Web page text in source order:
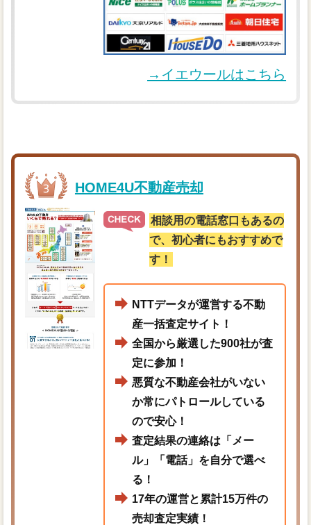
→イエウールはこちら
HOME4U不動産売却
相談用の電話窓口もあるの
で、初心者にもおすすめで
す！
NTTデータが運営する不動
産一括査定サイト！
全国から厳選した900社が査
定に参加！
悪質な不動産会社がいない
か常にパトロールしている
ので安心！
査定結果の連絡は「メー
ル」「電話」を自分で選べ
る！
17年の運営と累計15万件の
売却査定実績！